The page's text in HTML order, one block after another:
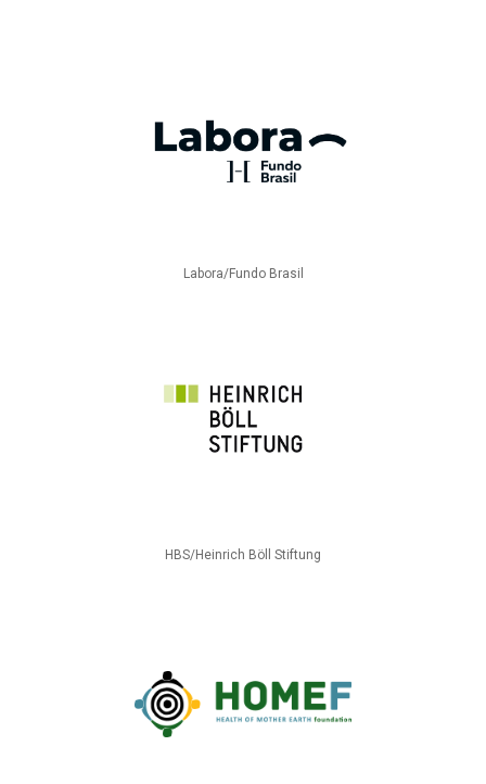
Labora/Fundo Brasil
HBS/Heinrich Böll Stiftung